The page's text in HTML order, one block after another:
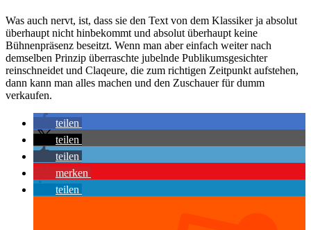
Was auch nervt, ist, dass sie den Text von dem Klassiker ja absolut
überhaupt nicht hinbekommt und absolut überhaupt keine
Bühnenpräsenz beseitzt. Wenn man aber einfach weiter nach
demselben Prinzip überraschte jubelnde Publikumsgesichter
reinschneidet und Claqeure, die zum richtigen Zeitpunkt aufstehen,
dann kann man alles machen und den Zuschauer für dumm
verkaufen.
teilen
teilen
teilen
merken
teilen